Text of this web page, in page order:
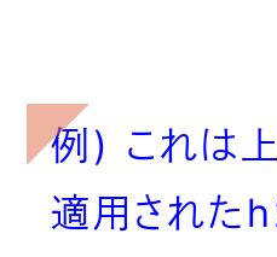
例) これは
適用された